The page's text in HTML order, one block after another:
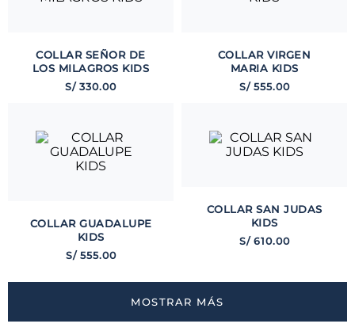
COLLAR SEÑOR DE
LOS MILAGROS KIDS
S/ 330.00
COLLAR VIRGEN
MARIA KIDS
S/ 555.00
COLLAR GUADALUPE
KIDS
S/ 555.00
COLLAR SAN JUDAS
KIDS
S/ 610.00
MOSTRAR MÁS